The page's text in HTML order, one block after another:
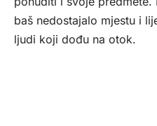
baš nedostajalo mjestu i
ljudi koji dođu na otok.